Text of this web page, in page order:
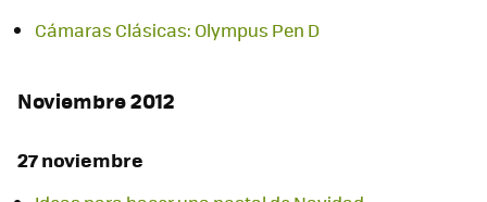
Cámaras Clásicas: Olympus Pen D
Noviembre 2012
27 noviembre